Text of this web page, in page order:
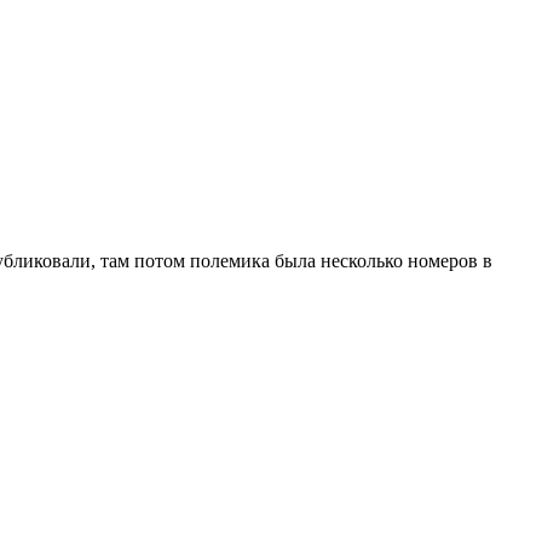
там потом полемика была несколько номеров в